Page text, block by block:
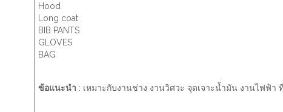
Hood
Long coat
BIB PANTS
GLOVES
BAG
ข้อแนะนำ : เหมาะกับงานช่าง งานวิศวะ จุดเจาะน้ำมัน งานไฟฟ้า